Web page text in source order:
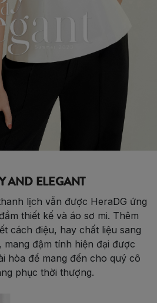
AND ELEGANT
lịch vẫn được HeraDG ứng
thiết kế và áo sơ mi. Thêm
cách điệu, hay chất liệu sang
mang đậm tính hiện đại được
hòa để mang đến cho quý cô
phục thời thượng.